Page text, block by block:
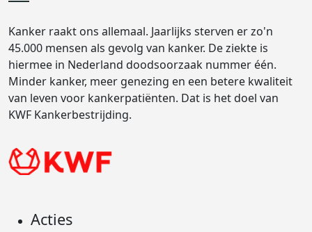
Kanker raakt ons allemaal. Jaarlijks sterven er zo'n
45.000 mensen als gevolg van kanker. De ziekte is
hiermee in Nederland doodsoorzaak nummer één.
Minder kanker, meer genezing en een betere kwaliteit
van leven voor kankerpatiënten. Dat is het doel van
KWF Kankerbestrijding.
Acties